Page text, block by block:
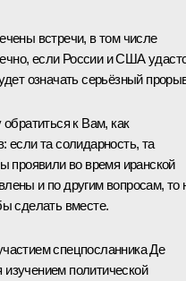
встречи, в том числе
если России и США
означать серьёзный
к Вам, как
если та солидарность, та
проявили во время иранской
и по другим вопросам, то
сделать вместе.
спецпосланника Де
политической